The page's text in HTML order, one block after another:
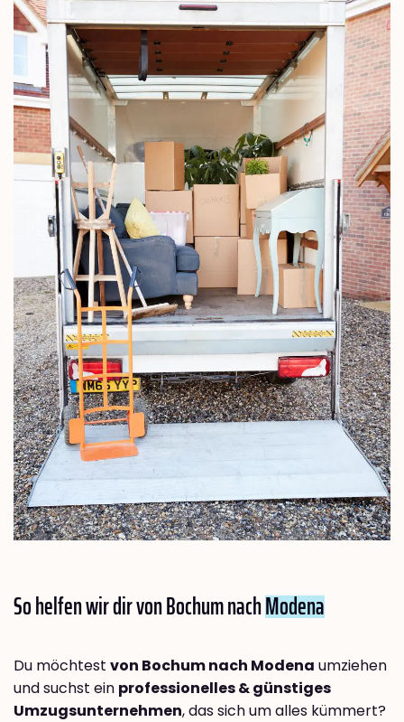
So helfen wir dir von Bochum nachModena
Du möchtest von Bochum nach Modena umziehen
und suchst ein professionelles & günstiges
Umzugsunternehmen, das sich um alles kümmert?